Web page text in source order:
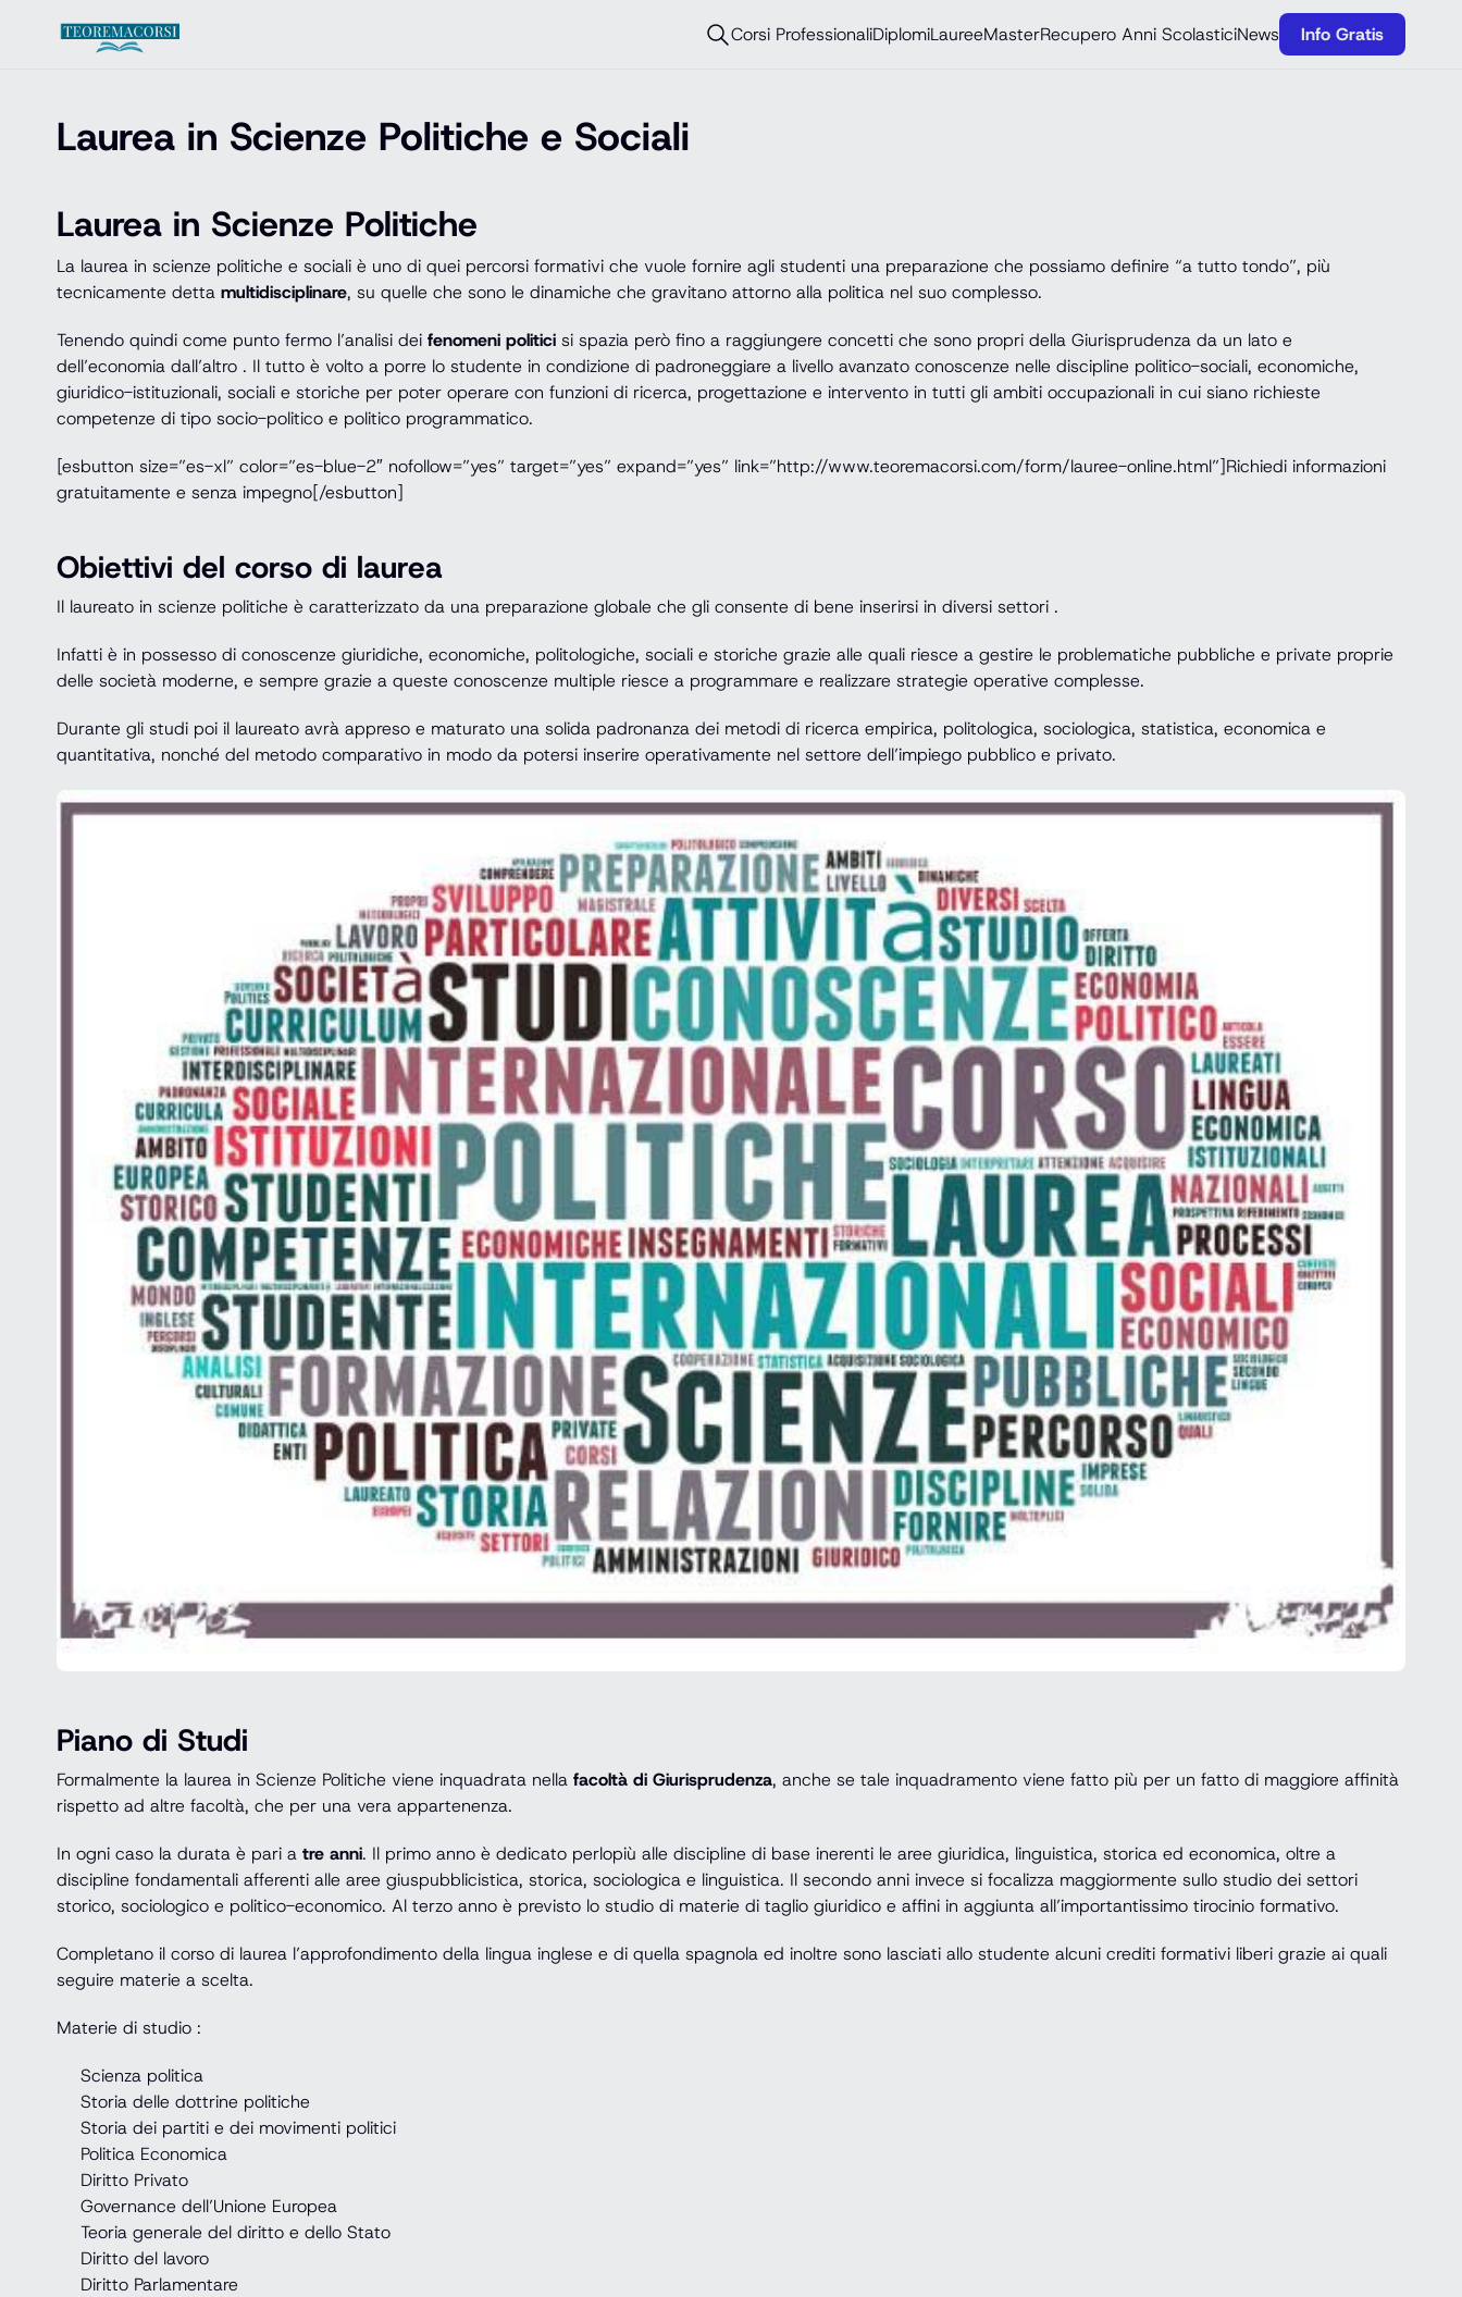
Corsi ProfessionaliDiplomiLaureeMasterRecupero Anni ScolasticiNews Info Gratis
Laurea in Scienze Politiche e Sociali
Laurea in Scienze Politiche
La laurea in scienze politiche e sociali è uno di quei percorsi formativi che vuole fornire agli studenti una preparazione che possiamo definire “a tutto tondo”, più
tecnicamente detta multidisciplinare, su quelle che sono le dinamiche che gravitano attorno alla politica nel suo complesso.
Tenendo quindi come punto fermo l’analisi dei fenomeni politici si spazia però fino a raggiungere concetti che sono propri della Giurisprudenza da un lato e
dell’economia dall’altro . Il tutto è volto a porre lo studente in condizione di padroneggiare a livello avanzato conoscenze nelle discipline politico-sociali, economiche,
giuridico-istituzionali, sociali e storiche per poter operare con funzioni di ricerca, progettazione e intervento in tutti gli ambiti occupazionali in cui siano richieste
competenze di tipo socio-politico e politico programmatico.
[esbutton size=”es-xl” color=”es-blue-2″ nofollow=”yes” target=”yes” expand=”yes” link=”http://www.teoremacorsi.com/form/lauree-online.html”]Richiedi informazioni
gratuitamente e senza impegno[/esbutton]
Obiettivi del corso di laurea
Il laureato in scienze politiche è caratterizzato da una preparazione globale che gli consente di bene inserirsi in diversi settori .
Infatti è in possesso di conoscenze giuridiche, economiche, politologiche, sociali e storiche grazie alle quali riesce a gestire le problematiche pubbliche e private proprie
delle società moderne, e sempre grazie a queste conoscenze multiple riesce a programmare e realizzare strategie operative complesse.
Durante gli studi poi il laureato avrà appreso e maturato una solida padronanza dei metodi di ricerca empirica, politologica, sociologica, statistica, economica e
quantitativa, nonché del metodo comparativo in modo da potersi inserire operativamente nel settore dell’impiego pubblico e privato.
Piano di Studi
Formalmente la laurea in Scienze Politiche viene inquadrata nella facoltà di Giurisprudenza, anche se tale inquadramento viene fatto più per un fatto di maggiore affinità
rispetto ad altre facoltà, che per una vera appartenenza.
In ogni caso la durata è pari a tre anni. Il primo anno è dedicato perlopiù alle discipline di base inerenti le aree giuridica, linguistica, storica ed economica, oltre a
discipline fondamentali afferenti alle aree giuspubblicistica, storica, sociologica e linguistica. Il secondo anni invece si focalizza maggiormente sullo studio dei settori
storico, sociologico e politico-economico. Al terzo anno è previsto lo studio di materie di taglio giuridico e affini in aggiunta all’importantissimo tirocinio formativo.
Completano il corso di laurea l’approfondimento della lingua inglese e di quella spagnola ed inoltre sono lasciati allo studente alcuni crediti formativi liberi grazie ai quali
seguire materie a scelta.
Materie di studio :
Scienza politica
Storia delle dottrine politiche
Storia dei partiti e dei movimenti politici
Politica Economica
Diritto Privato
Governance dell’Unione Europea
Teoria generale del diritto e dello Stato
Diritto del lavoro
Diritto Parlamentare